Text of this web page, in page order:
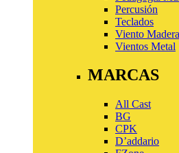
Percusión
Teclados
Viento Madera
Vientos Metal
MARCAS
All Cast
BG
CPK
D’addario